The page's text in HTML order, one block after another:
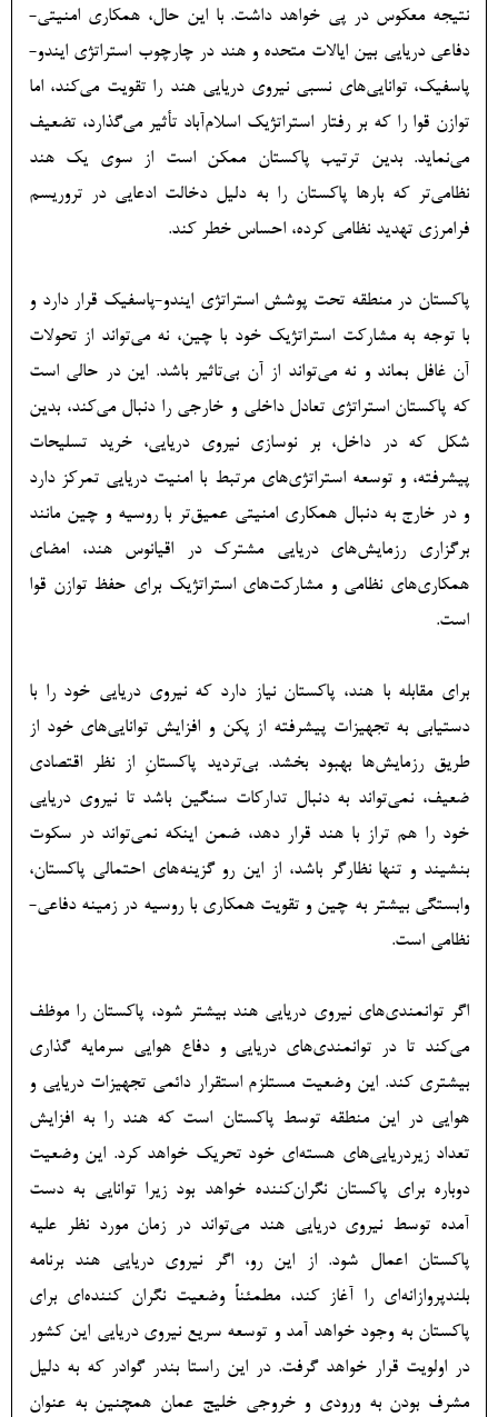
نتیجه معکوس در پی خواهد داشت. با این حال، همکاری امنیتی-
دفاعی دریایی بین ایالات متحده و هند در چارچوب استراتژی ایندو-
پاسفیک، توانایی‌های نسبی نیروی دریایی هند را تقویت می‌کند، اما
توازن قوا را که بر رفتار استراتژیک اسلام‌آباد تأثیر می‌گذارد، تضعیف
می‌نماید. بدین ترتیب پاکستان ممکن است از سوی یک هند
نظامی‌تر که بارها پاکستان را به دلیل دخالت ادعایی در تروریسم
فرامرزی تهدید نظامی کرده، احساس خطر کند.
پاکستان در منطقه تحت پوشش استراتژی ایندو-پاسفیک قرار دارد و
با توجه به مشارکت استراتژیک خود با چین، نه می‌تواند از تحولات
آن غافل بماند و نه می‌تواند از آن بی‌تاثیر باشد. این در حالی است
که پاکستان استراتژی تعادل داخلی و خارجی را دنبال می‌کند، بدین
شکل که در داخل، بر نوسازی نیروی دریایی، خرید تسلیحات
پیشرفته، و توسعه استراتژی‌های مرتبط با امنیت دریایی تمرکز دارد
و در خارج به دنبال همکاری امنیتی عمیق‌تر با روسیه و چین مانند
برگزاری رزمایش‌های دریایی مشترک در اقیانوس هند، امضای
همکاری‌های نظامی و مشارکت‌های استراتژیک برای حفظ توازن قوا
است.
برای مقابله با هند، پاکستان نیاز دارد که نیروی دریایی خود را با
دستیابی به تجهیزات پیشرفته از پکن و افزایش توانایی‌های خود از
طریق رزمایش‌ها بهبود بخشد. بی‌تردید پاکستانِ از نظر اقتصادی
ضعیف، نمی‌تواند به دنبال تدارکات سنگین باشد تا نیروی دریایی
خود را هم تراز با هند قرار دهد، ضمن اینکه نمی‌تواند در سکوت
بنشیند و تنها نظارگر باشد، از این رو گزینه‌های احتمالی پاکستان،
وابستگی بیشتر به چین و تقویت همکاری با روسیه در زمینه دفاعی-
نظامی است.
اگر توانمندی‌های نیروی دریایی هند بیشتر شود، پاکستان را موظف
می‌کند تا در توانمندی‌های دریایی و دفاع هوایی سرمایه گذاری
بیشتری کند. این وضعیت مستلزم استقرار دائمی تجهیزات دریایی و
هوایی در این منطقه توسط پاکستان است که هند را به افزایش
تعداد زیردریایی‌های هسته‌ای خود تحریک خواهد کرد. این وضعیت
دوباره برای پاکستان نگران‌کننده خواهد بود زیرا توانایی به دست
آمده توسط نیروی دریایی هند می‌تواند در زمان مورد نظر علیه
پاکستان اعمال شود. از این رو، اگر نیروی دریایی هند برنامه
بلندپروازانه‌ای را آغاز کند، مطمئناً وضعیت نگران کننده‌ای برای
پاکستان به وجود خواهد آمد و توسعه سریع نیروی دریایی این کشور
در اولویت قرار خواهد گرفت. در این راستا بندر گوادر که به دلیل
مشرف بودن به ورودی و خروجی خلیج عمان همچنین به عنوان